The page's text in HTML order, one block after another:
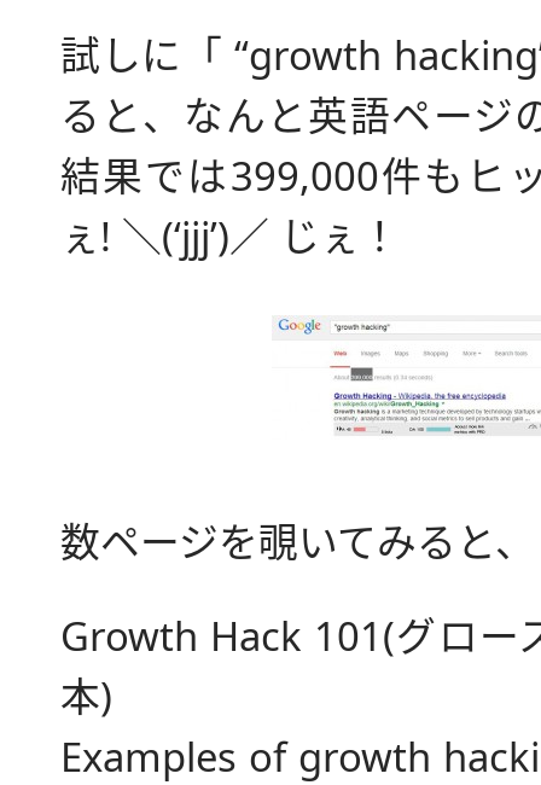
試しに「 “growth
ると、なんと英語ページ
結果では399,000件もヒ
ぇ! ＼(‘jjj’)／ じぇ！
数ページを覗いてみると、
Growth Hack 101(グロー
本)
Examples of growth